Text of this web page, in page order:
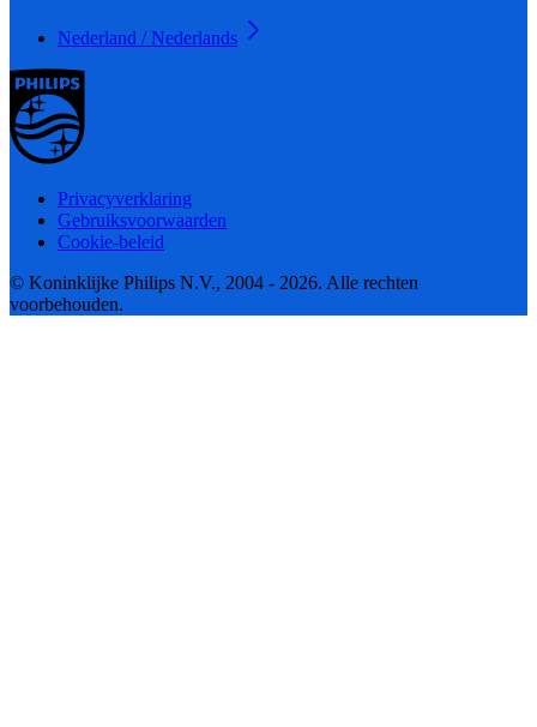
Nederland / Nederlands
Privacyverklaring
Gebruiksvoorwaarden
Cookie-beleid
© Koninklijke Philips N.V., 2004 - 2026. Alle rechten
voorbehouden.